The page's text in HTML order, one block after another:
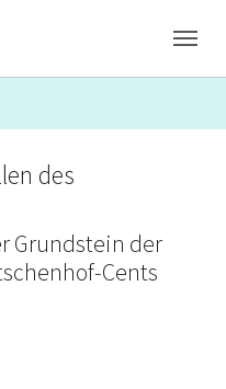
des
Grundstein der
Cents